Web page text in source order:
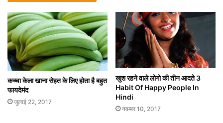
कच्चा केला खाना सेहत के लिए होता है बहुत
फायदेमंद
जुलाई 22, 2017
खुश रहने वाले लोगो की तीन आदते 3
Habit Of Happy People In
Hindi
नवम्बर 10, 2017